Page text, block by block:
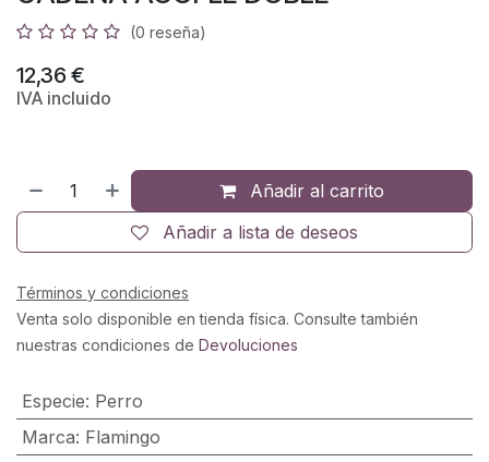
(0 reseña)
12,36 €
IVA incluido
Añadir al carrito
Añadir a lista de deseos
Términos y condiciones
Venta solo disponible en tienda física. Consulte también
nuestras condiciones de Devoluciones
Especie: Perro
Marca: Flamingo